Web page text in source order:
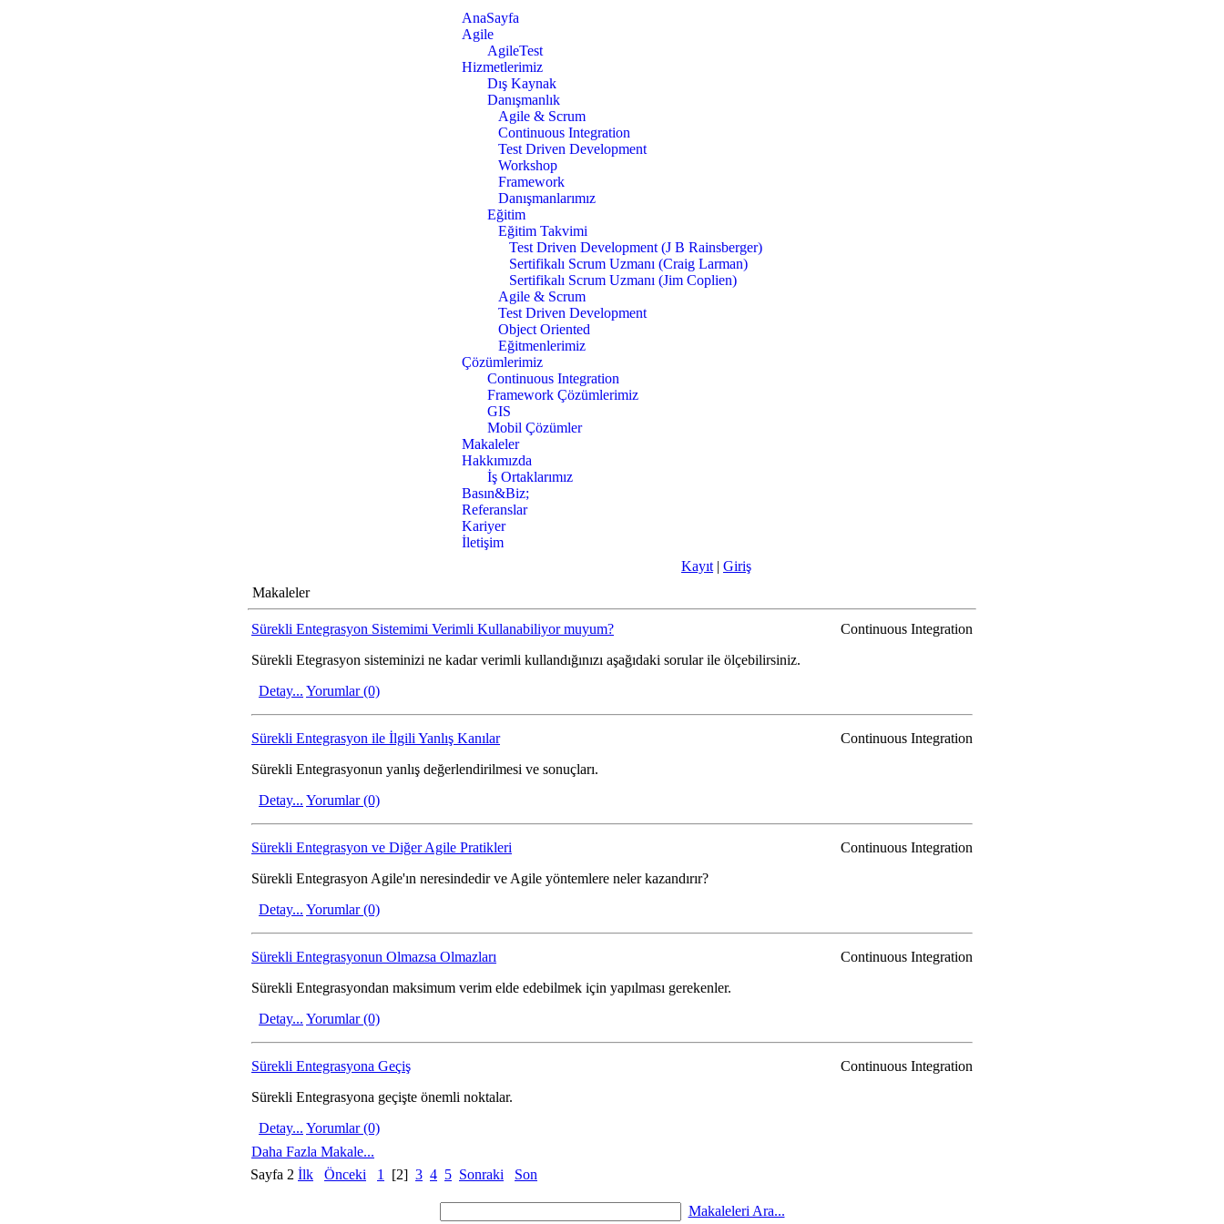
AnaSayfa
Agile
AgileTest
Hizmetlerimiz
Dış Kaynak
Danışmanlık
Agile & Scrum
Continuous Integration
Test Driven Development
Workshop
Framework
Danışmanlarımız
Eğitim
Eğitim Takvimi
Test Driven Development (J B Rainsberger)
Sertifikalı Scrum Uzmanı (Craig Larman)
Sertifikalı Scrum Uzmanı (Jim Coplien)
Agile & Scrum
Test Driven Development
Object Oriented
Eğitmenlerimiz
Çözümlerimiz
Continuous Integration
Framework Çözümlerimiz
GIS
Mobil Çözümler
Makaleler
Hakkımızda
İş Ortaklarımız
Basın&Biz;
Referanslar
Kariyer
İletişim
Kayıt | Giriş
Makaleler
Continuous Integration
Sürekli Entegrasyon Sistemimi Verimli Kullanabiliyor muyum?
Sürekli Etegrasyon sisteminizi ne kadar verimli kullandığınızı aşağıdaki sorular ile ölçebilirsiniz.
Detay... Yorumlar (0)
Continuous Integration
Sürekli Entegrasyon ile İlgili Yanlış Kanılar
Sürekli Entegrasyonun yanlış değerlendirilmesi ve sonuçları.
Detay... Yorumlar (0)
Continuous Integration
Sürekli Entegrasyon ve Diğer Agile Pratikleri
Sürekli Entegrasyon Agile'ın neresindedir ve Agile yöntemlere neler kazandırır?
Detay... Yorumlar (0)
Continuous Integration
Sürekli Entegrasyonun Olmazsa Olmazları
Sürekli Entegrasyondan maksimum verim elde edebilmek için yapılması gerekenler.
Detay... Yorumlar (0)
Continuous Integration
Sürekli Entegrasyona Geçiş
Sürekli Entegrasyona geçişte önemli noktalar.
Detay... Yorumlar (0)
Daha Fazla Makale...
Sayfa 2 İlk Önceki 1 [2] 3 4 5 Sonraki Son
Makaleleri Ara...